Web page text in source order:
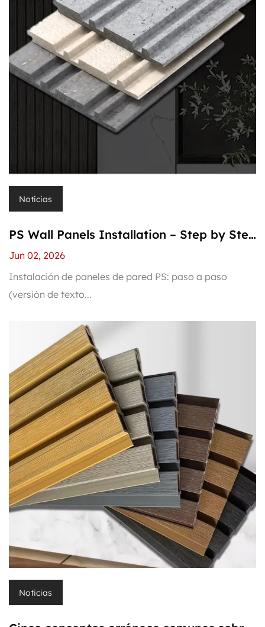
Noticias
PS Wall Panels Installation – Step by Step
(Text Version): Follow Along Without the
Video
Jun 02, 2026
Instalación de paneles de pared PS: paso a paso
(versión de texto...
Noticias